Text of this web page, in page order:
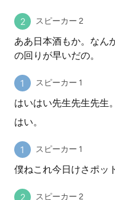
スピーカー 2
ああ日本酒もか。なん
の回りが早いだの。
スピーカー 1
はいはい先生先生先生。
はい。
スピーカー 1
僕ねこれ今日けさポッ
スピーカー 2